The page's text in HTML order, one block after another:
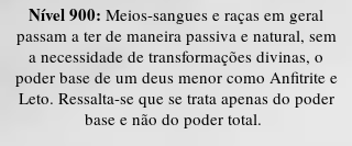
Nível 900: Meios-sangues e raças em geral
passam a ter de maneira passiva e natural, sem
a necessidade de transformações divinas, o
poder base de um deus menor como Anfitrite e
Leto. Ressalta-se que se trata apenas do poder
base e não do poder total.